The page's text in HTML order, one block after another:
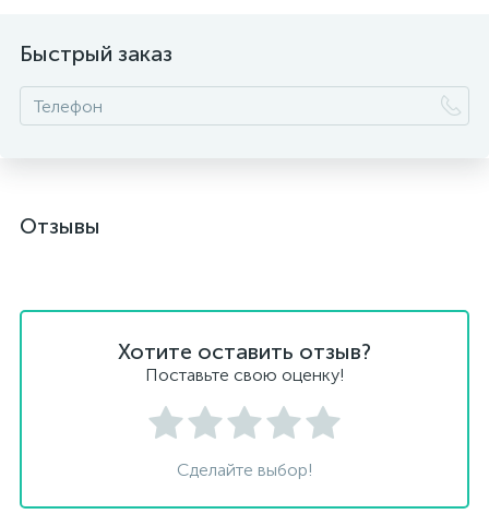
Быстрый заказ
Отзывы
Хотите оставить отзыв?
Поставьте свою оценку!
Сделайте выбор!